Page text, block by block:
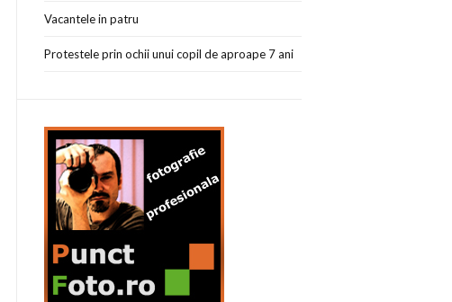
Vacantele in patru
Protestele prin ochii unui copil de aproape 7 ani